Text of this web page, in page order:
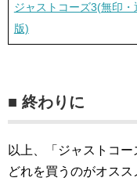
ジャストコーズ3(無印・
版)
■ 終わりに
以上、「ジャストコ
どれを買うのがオスス